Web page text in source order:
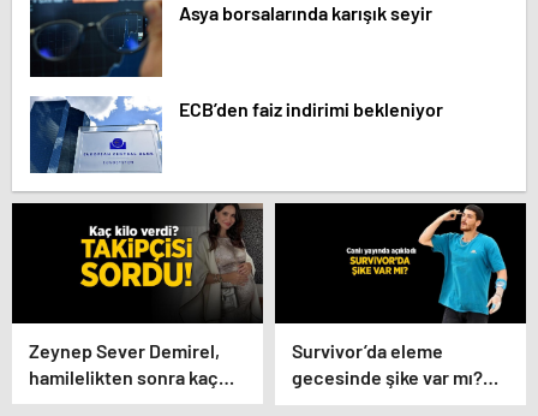
Asya borsalarında karışık seyir
ECB’den faiz indirimi bekleniyor
Zeynep Sever Demirel,
hamilelikten sonra kaç
kilo verdiğini açıkladı!
Survivor’da eleme
gecesinde şike var mı?
Yiğit Poyraz düelloda